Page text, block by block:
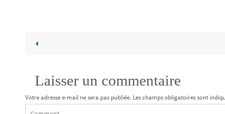
Laisser un commentaire
Votre adresse e-mail ne sera pas publiée. Les champs obligatoires sont